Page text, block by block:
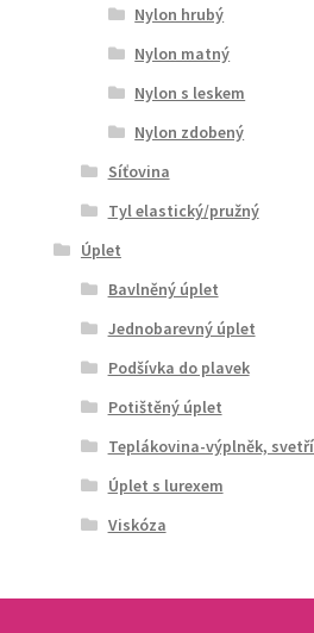
Nylon hrubý
Nylon matný
Nylon s leskem
Nylon zdobený
Síťovina
Tyl elastický/pružný
Úplet
Bavlněný úplet
Jednobarevný úplet
Podšívka do plavek
Potištěný úplet
Teplákovina-výplněk,
Úplet s lurexem
Viskóza